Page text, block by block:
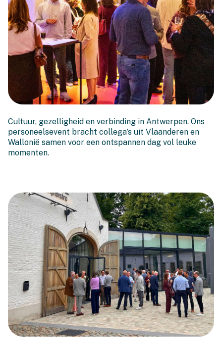
dag in Antwerpen
Cultuur, gezelligheid en verbinding in Antwerpen. Ons
personeelsevent bracht collega’s uit Vlaanderen en
Wallonië samen voor een ontspannen dag vol leuke
momenten.